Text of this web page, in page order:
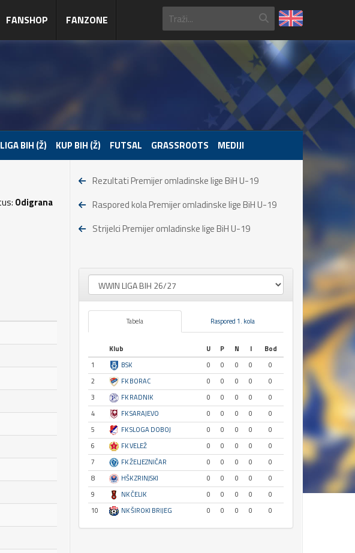
FANSHOP FANZONE
BIH (Ž) KUP BIH (Ž) FUTSAL GRASSROOTS MEDIJI
Odigrana
Rezultati Premijer omladinske lige BiH U-19
Raspored kola Premijer omladinske lige BiH U-19
Strijelci Premijer omladinske lige BiH U-19
Tabela Raspored 1. kola
Klub U P N I
Bod
1
BSK 0 0 0 0
0
2
FK BORAC 0 0 0 0
0
3
FK RADNIK 0 0 0 0
0
4
FK SARAJEVO 0 0 0 0
0
5
FK SLOGA DOBOJ 0 0 0 0
0
6
FK VELEŽ 0 0 0 0
0
7
FK ŽELJEZNIČAR 0 0 0 0
0
8
HŠK ZRINJSKI 0 0 0 0
0
9
NK ČELIK 0 0 0 0
0
10
NK ŠIROKI BRIJEG 0 0 0 0 0